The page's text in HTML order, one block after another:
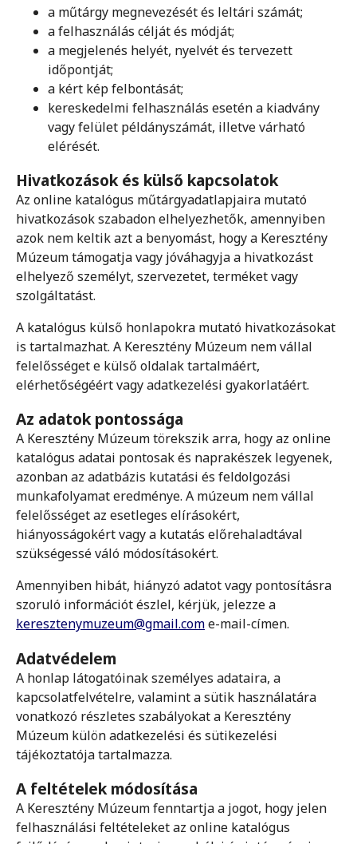
a műtárgy megnevezését és leltári számát;
a felhasználás célját és módját;
a megjelenés helyét, nyelvét és tervezett
időpontját;
a kért kép felbontását;
kereskedelmi felhasználás esetén a kiadvány
vagy felület példányszámát, illetve várható
elérését.
Hivatkozások és külső kapcsolatok
Az online katalógus műtárgyadatlapjaira mutató
hivatkozások szabadon elhelyezhetők, amennyiben
azok nem keltik azt a benyomást, hogy a Keresztény
Múzeum támogatja vagy jóváhagyja a hivatkozást
elhelyező személyt, szervezetet, terméket vagy
szolgáltatást.
A katalógus külső honlapokra mutató hivatkozásokat
is tartalmazhat. A Keresztény Múzeum nem vállal
felelősséget e külső oldalak tartalmáért,
elérhetőségéért vagy adatkezelési gyakorlatáért.
Az adatok pontossága
A Keresztény Múzeum törekszik arra, hogy az online
katalógus adatai pontosak és naprakészek legyenek,
azonban az adatbázis kutatási és feldolgozási
munkafolyamat eredménye. A múzeum nem vállal
felelősséget az esetleges elírásokért,
hiányosságokért vagy a kutatás előrehaladtával
szükségessé váló módosításokért.
Amennyiben hibát, hiányzó adatot vagy pontosításra
szoruló információt észlel, kérjük, jelezze a
keresztenymuzeum@gmail.come-mail-címen.
Adatvédelem
A honlap látogatóinak személyes adataira, a
kapcsolatfelvételre, valamint a sütik használatára
vonatkozó részletes szabályokat a Keresztény
Múzeum külön adatkezelési és sütikezelési
tájékoztatója tartalmazza.
A feltételek módosítása
A Keresztény Múzeum fenntartja a jogot, hogy jelen
felhasználási feltételeket az online katalógus